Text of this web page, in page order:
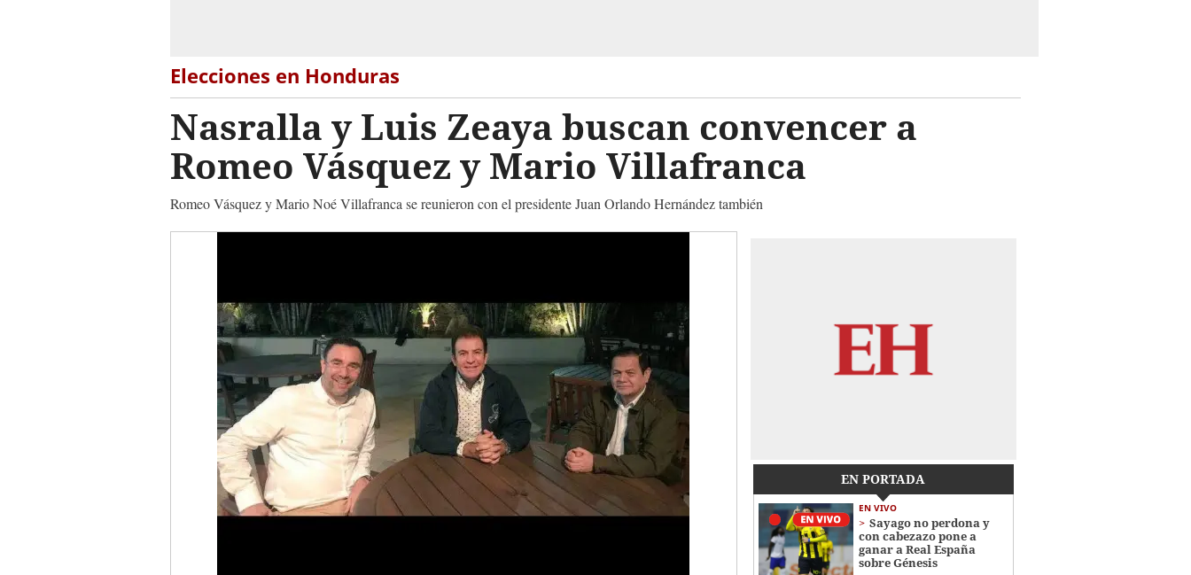
Elecciones en Honduras
Nasralla y Luis Zeaya buscan convencer a
Romeo Vásquez y Mario Villafranca
Romeo Vásquez y Mario Noé Villafranca se reunieron con el presidente Juan Orlando Hernández también
EN PORTADA
EN VIVO
Sayago no perdona y
con cabezazo pone a
ganar a Real España
sobre Génesis